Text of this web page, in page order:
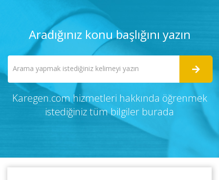
Aradığınız konu başlığını yazın
Karegen.com hizmetleri hakkında öğrenmek
istediğiniz tüm bilgiler burada